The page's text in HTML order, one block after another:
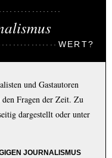
WERT?
und Gastautoren
Fragen der Zeit. Zu
dargestellt oder unter
JOURNALISMUS